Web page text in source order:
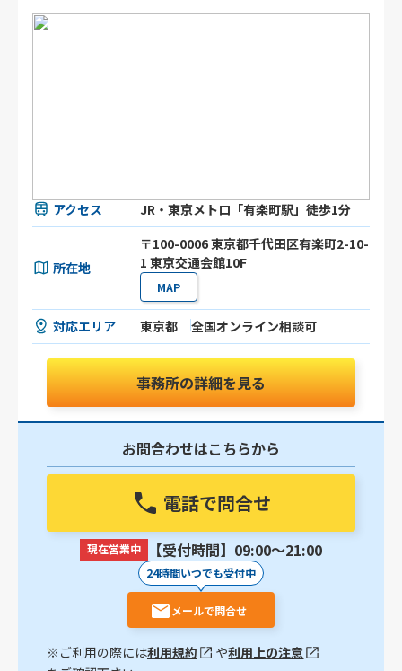
アクセス JR・東京メトロ「有楽町駅」徒歩1分
所在地
〒100-0006 東京都千代田区有楽町2-10-
1 東京交通会館10F
MAP
対応エリア 東京都 全国オンライン相談可
事務所の詳細を見る
お問合わせはこちらから
電話で問合せ
現在営業中 【受付時間】09:00〜21:00
24時間いつでも受付中
メールで問合せ
※ご利用の際には利用規約 や利用上の注意